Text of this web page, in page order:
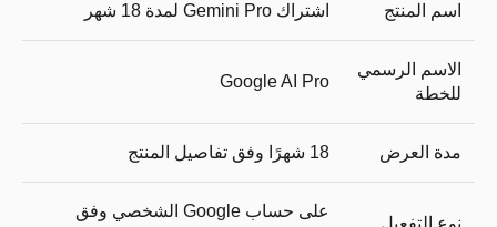
اسم المنتج اشتراك Gemini Pro لمدة 18 شهر
الاسم الرسمي
للخطة
Google AI Pro
مدة العرض 18 شهرًا وفق تفاصيل المنتج
على حساب Google الشخصي وفق